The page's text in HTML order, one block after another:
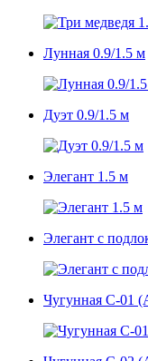
Лунная 0.9/1.5 м
Дуэт 0.9/1.5 м
Элегант 1.5 м
Элегант с
Чугунная С-01